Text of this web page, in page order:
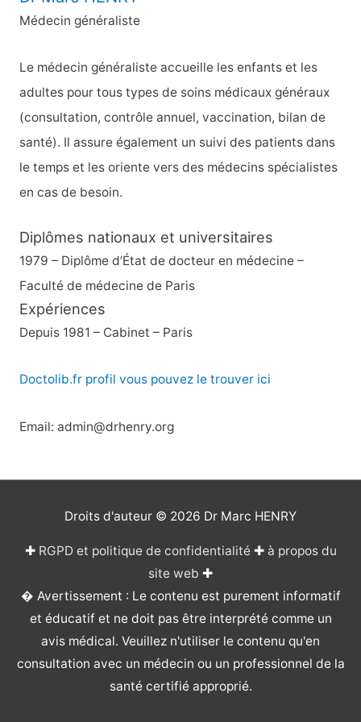
Médecin généraliste
Le médecin généraliste accueille les enfants et les
adultes pour tous types de soins médicaux généraux
(consultation, contrôle annuel, vaccination, bilan de
santé). Il assure également un suivi des patients dans
le temps et les oriente vers des médecins spécialistes
en cas de besoin.
Diplômes nationaux et universitaires
1979 – Diplôme d’État de docteur en médecine –
Faculté de médecine de Paris
Expériences
Depuis 1981 – Cabinet – Paris
Doctolib.fr profil vous pouvez le trouver ici
Email: admin@drhenry.org
Droits d'auteur © 2026 Dr Marc HENRY
✚ RGPD et politique de confidentialité✚ à propos du
site web ✚
� Avertissement : Le contenu est purement informatif
et éducatif et ne doit pas être interprété comme un
avis médical. Veuillez n'utiliser le contenu qu'en
consultation avec un médecin ou un professionnel de la
santé certifié approprié.